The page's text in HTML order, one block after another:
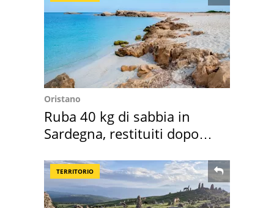
Oristano
Ruba 40 kg di sabbia in
Sardegna, restituiti dopo
TERRITORIO